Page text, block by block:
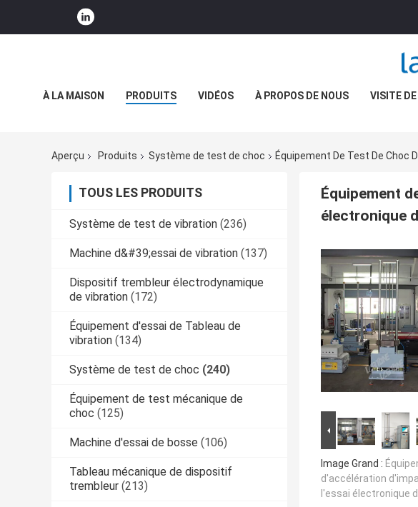
À LA MAISON PRODUITS VIDÉOS À PROPOS DE NOUS VISITE
Aperçu Produits Système de test de choc Équipement De Test De Choc
TOUS LES PRODUITS
Système de test de vibration (236)
Machine d&#39;essai de vibration (137)
Dispositif trembleur électrodynamique
de vibration (172)
Équipement d'essai de Tableau de
vibration (134)
Système de test de choc (240)
Équipement de test mécanique de
choc (125)
Machine d'essai de bosse (106)
Tableau mécanique de dispositif
trembleur (213)
Équipement
électronique
Image Grand :
d'accélération
l'essai électronique